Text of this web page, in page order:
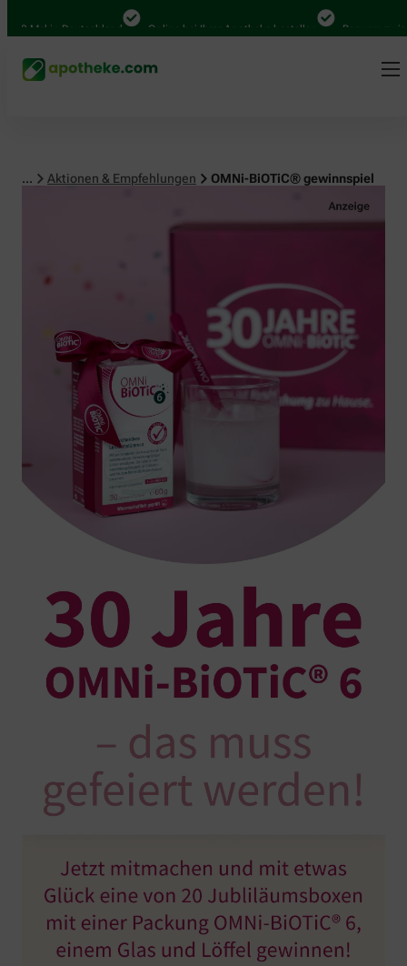
in Deutschland Online bei Ihrer Apotheke bestellen Bequem
... Aktionen & Empfehlungen OMNi-BiOTiC® gewinnspiel